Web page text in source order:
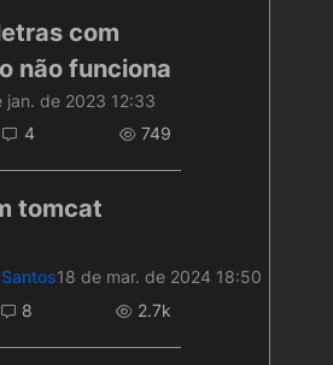
com
não funciona
jan. de 2023 12:33
4 749
tomcat
18 de mar. de 2024 18:50
8 2.7k